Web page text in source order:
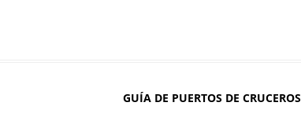
GUÍA DE PUERTOS DE CRUCEROS